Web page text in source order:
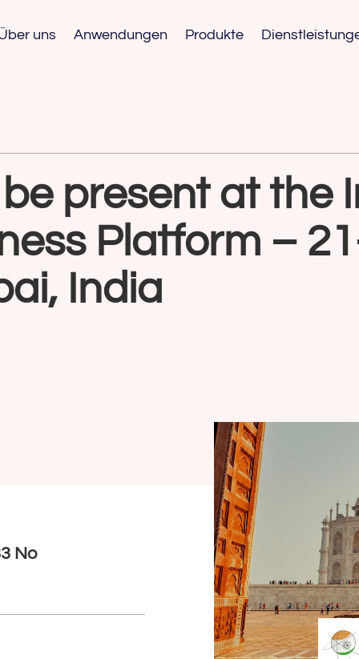
uns Anwendungen Produkte
present at the
Platform –
India
No